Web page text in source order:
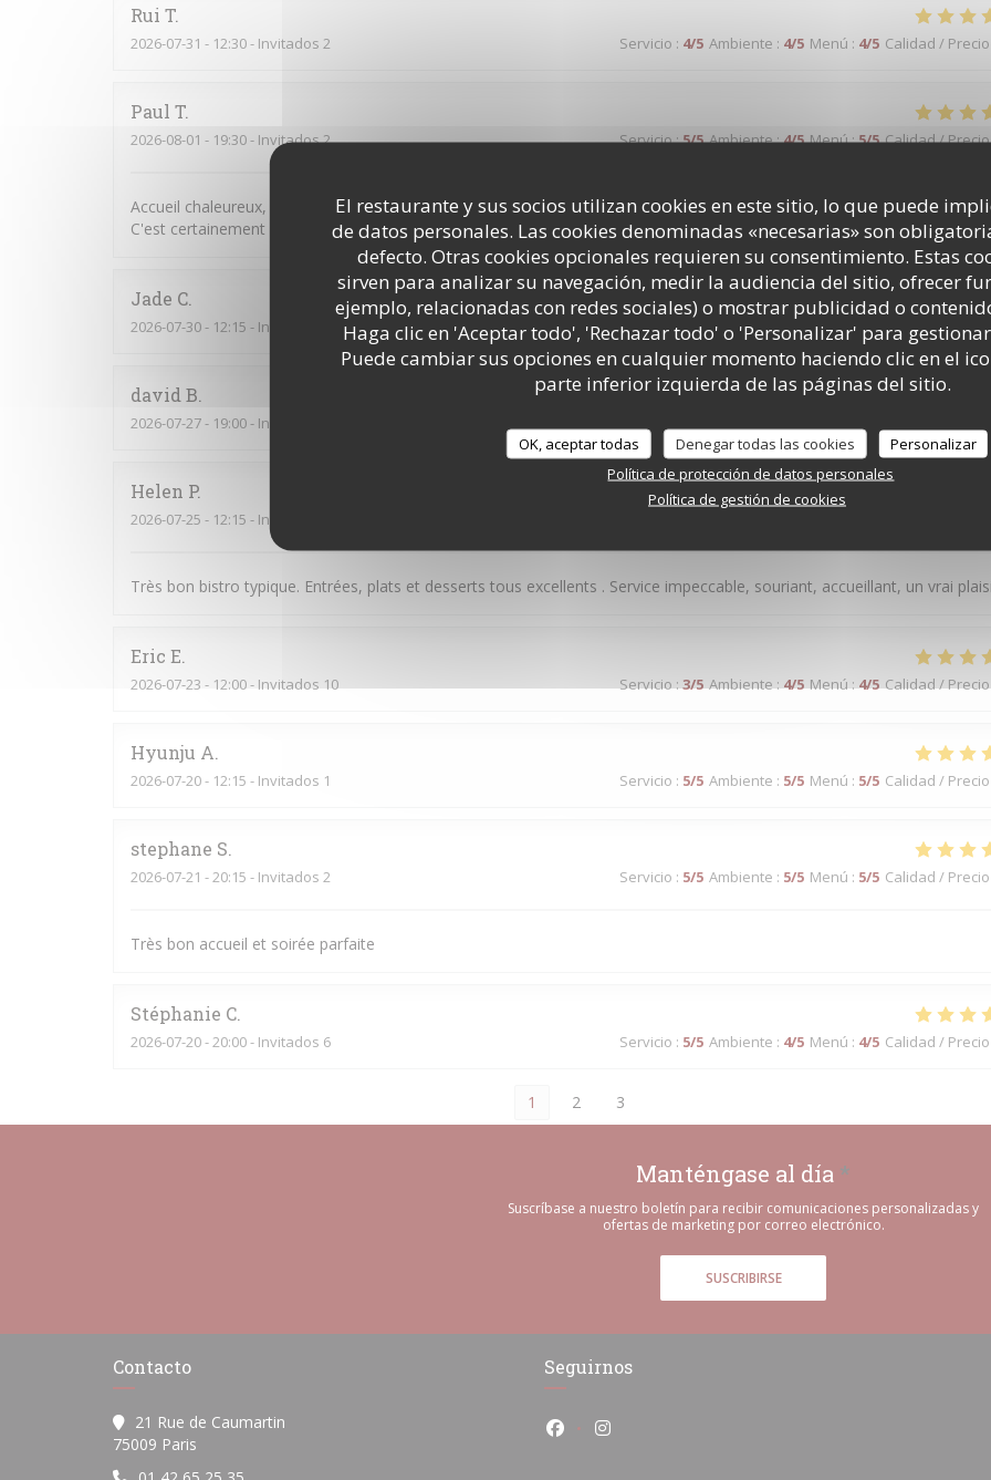
El restaurante y sus socios utilizan cookies en este sitio, lo que puede
de datos personales. Las cookies denominadas «necesarias» son
defecto. Otras cookies opcionales requieren su consentimiento. Estas
sirven para analizar su navegación, medir la audiencia del sitio, ofrecer
ejemplo, relacionadas con redes sociales) o mostrar publicidad o
Haga clic en 'Aceptar todo', 'Rechazar todo' o 'Personalizar' para
Puede cambiar sus opciones en cualquier momento haciendo clic en el
parte inferior izquierda de las páginas del sitio.
OK, aceptar todas Denegar todas las cookies
Personalizar
Política de protección de datos personales
Política de gestión de cookies
Rui T
2026-07-31 - 12:30 - Invitados 2 Servicio : 4/5 Ambiente : 4/5 Menú : 4/5 Calidad / Precio
Paul T
2026-08-01 - 19:30 - Invitados 2 Servicio:5/5 Ambiente:4/5 Menú:5/5 Calidad / Precio
Accueil chaleureux, service attentionné et efficace par Ludovic, repas classique généreux et goûteux et facture honnête.
C'est certainement une bonne adresse à se rappeler dans le 8e, tout près de l'Olympia.
Jade C
2026-07-30- 12:15 - Invitados 2 Servicio :5/5 Ambiente:5/5 Menú: 5/5 Calidad / Precio:
david B
2026-07-27- 19:00 - Invitados 3
Helen P
2026-07-25 - 12:15 - Invitados 4
Très bon bistro typique. Entrées, plats et desserts tous excellents . Service impeccable, souriant, accueillant, un vrai
Eric E
2026-07-23 - 12:00 - Invitados 10 Servicio:3/5 Ambiente:4/5 Menú:4/5 Calidad / Precio
Hyunju A
2026-07-20- 12:15 - Invitados 1 Servicio : 5/5 Ambiente : 5/5 Menú : 5/5 Calidad / Precio
stephane S
2026-07-21 - 20:15 - Invitados 2 Servicio : 5/5 Ambiente : 5/5 Menú : 5/5 Calidad / Precio
Très bon accueil et soirée parfaite
Stéphanie C
2026-07-20- 20:00 - Invitados 6 Servicio : 5/5 Ambiente : 4/5 Menú : 4/5 Calidad / Precio
1 2 3
Manténgase al día *
Suscríbase a nuestro boletín para recibir comunicaciones personalizadas y
ofertas de marketing por correo electrónico.
SUSCRIBIRSE
Contacto
21 Rue de Caumartin
75009 Paris
Seguirnos
Facebook ((abre en una nueva ventana))
Instagram ((abre en una nueva ventana))